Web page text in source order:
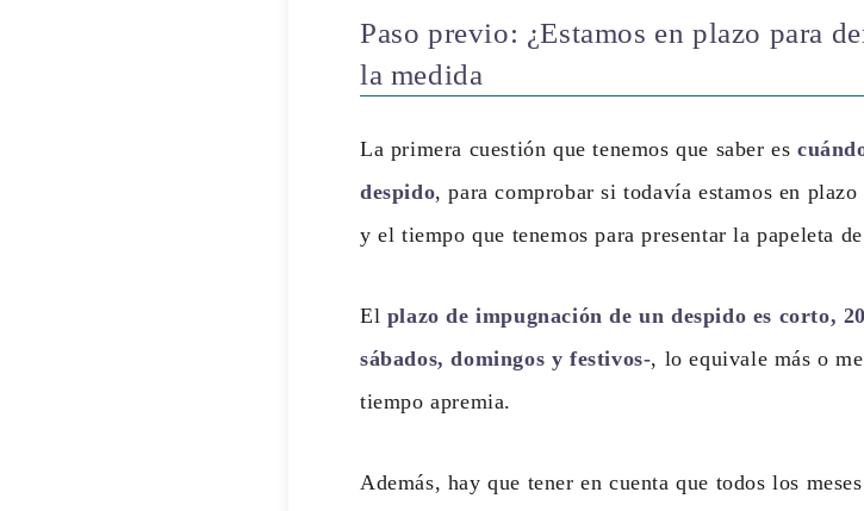
Paso previo: ¿Estamos en plazo para
la medida
La primera cuestión que tenemos que saber es
despido, para comprobar si todavía estamos en
y el tiempo que tenemos para presentar la papeleta
El plazo de impugnación de un despido es corto,
sábados, domingos y festivos-, lo equivale más o
tiempo apremia.
Además, hay que tener en cuenta que todos los